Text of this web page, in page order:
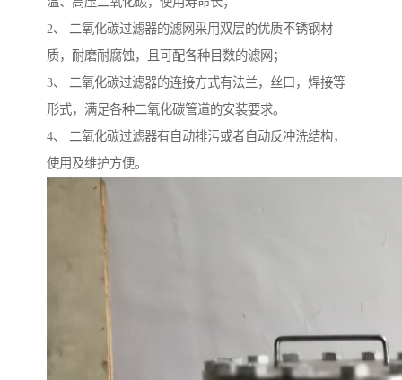
2、 二氧化碳过滤器的滤网采用双层的优质不锈钢材
质，耐磨耐腐蚀，且可配各种目数的滤网；
3、 二氧化碳过滤器的连接方式有法兰，丝口，焊接等
形式，满足各种二氧化碳管道的安装要求。
4、 二氧化碳过滤器有自动排污或者自动反冲洗结构，
使用及维护方便。